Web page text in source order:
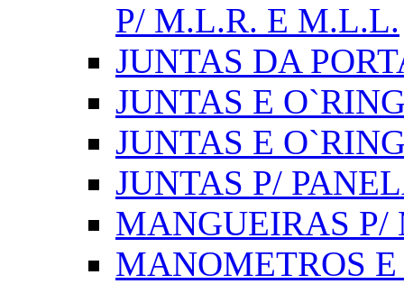
P/ M.L.R. E M.L.L.
JUNTAS DA
JUNTAS E
JUNTAS E
JUNTAS P/
MANGUEIRAS
MANOMETROS